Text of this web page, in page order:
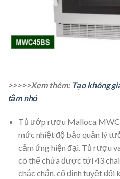
>>>>>Xem thêm: Tạo không
tắm nhỏ
Tủ ướp rượu Malloca
mức nhiệt độ bảo quản lý
cảm ứng hiện đại. Tủ rượu
có thể chứa được tới 43
chắc chắn, cố định tuyệt đối